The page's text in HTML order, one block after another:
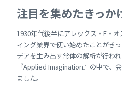
注目を集めたきっか
1930年代後半にアレックス・F・
ィング業界で使い始めたことがき
デアを生み出す常体の解析が行わ
『Applied Imagination』の中で、
ました。